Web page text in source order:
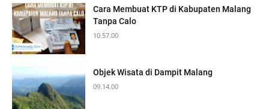
Cara Membuat KTP di Kabupaten Malang
Tanpa Calo
10.57.00
Objek Wisata di Dampit Malang
09.14.00